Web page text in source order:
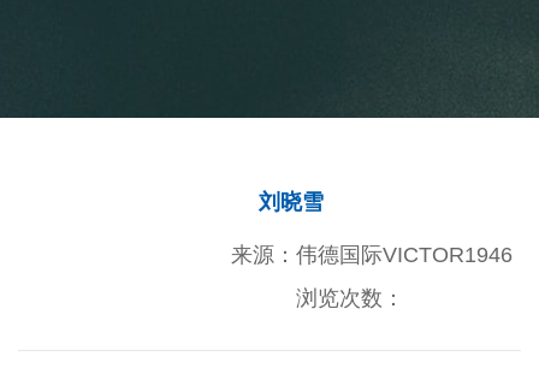
刘晓雪
来源：伟德国际VICTOR1946
浏览次数：